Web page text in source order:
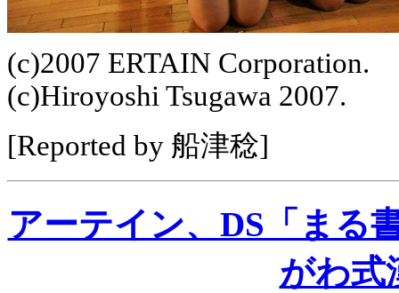
(c)2007 ERTAIN Corporation.
(c)Hiroyoshi Tsugawa 2007.
[Reported by 船津稔]
アーテイン、DS「まる
がわ式